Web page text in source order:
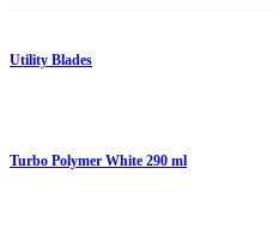
Utility Blades
Turbo Polymer White 290 ml